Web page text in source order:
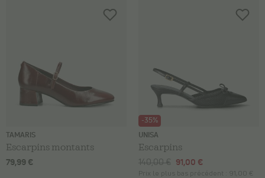
TAMARIS
Escarpins montants
79,99 €
-35%
UNISA
Escarpins
140,00 € 91,00 €
Prix le plus bas précédent : 91,00 €